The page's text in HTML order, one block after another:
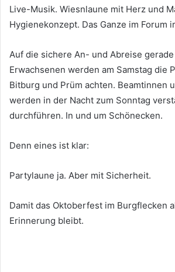
Live-Musik. Wiesnlaune mit Herz und
Hygienekonzept. Das Ganze im Forum
Auf die sichere An- und Abreise
Erwachsenen werden am Samstag die
Bitburg und Prüm achten. Beamtinnen
werden in der Nacht zum Sonntag
durchführen. In und um Schönecken.
Denn eines ist klar:
Partylaune ja. Aber mit Sicherheit.
Damit das Oktoberfest im Burgflecken
Erinnerung bleibt.